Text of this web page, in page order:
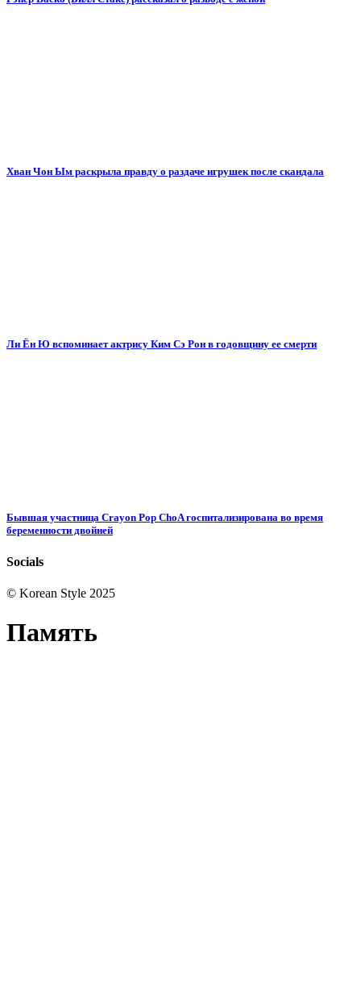
Хван Чон Ым раскрыла правду о раздаче игрушек после скандала
Ли Ён Ю вспоминает актрису Ким Сэ Рон в годовщину ее смерти
Бывшая участница Crayon Pop ChoA госпитализирована во время
беременности двойней
Socials
© Korean Style 2025
Память